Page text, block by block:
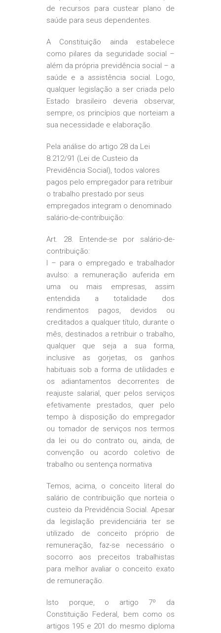
de recursos para custear plano de
saúde para seus dependentes.
A Constituição ainda estabelece
como pilares da seguridade social –
além da própria previdência social – a
saúde e a assistência social. Logo,
qualquer legislação a ser criada pelo
Estado brasileiro deveria observar,
sempre, os princípios que norteiam a
sua necessidade e elaboração.
Pela análise do artigo 28 da Lei
8.212/91 (Lei de Custeio da
Previdência Social), todos valores
pagos pelo empregador para retribuir
o trabalho prestado por seus
empregados integram o denominado
salário-de-contribuição:
Art. 28. Entende-se por salário-de-
contribuição:
I – para o empregado e trabalhador
avulso: a remuneração auferida em
uma ou mais empresas, assim
entendida a totalidade dos
rendimentos pagos, devidos ou
creditados a qualquer título, durante o
mês, destinados a retribuir o trabalho,
qualquer que seja a sua forma,
inclusive as gorjetas, os ganhos
habituais sob a forma de utilidades e
os adiantamentos decorrentes de
reajuste salarial, quer pelos serviços
efetivamente prestados, quer pelo
tempo à disposição do empregador
ou tomador de serviços nos termos
da lei ou do contrato ou, ainda, de
convenção ou acordo coletivo de
trabalho ou sentença normativa
Temos, acima, o conceito literal do
salário de contribuição que norteia o
custeio da Previdência Social. Apesar
da legislação previdenciária ter se
utilizado de conceito próprio de
remuneração, faz-se necessário o
socorro aos preceitos trabalhistas
para melhor avaliar o conceito exato
de remuneração.
Isto porque, o artigo 7º da
Constituição Federal, bem como os
artigos 195 e 201 do mesmo diploma